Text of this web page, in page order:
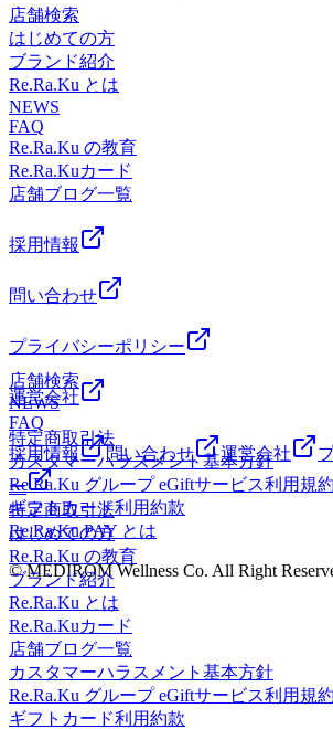
で、自然と深い呼吸へ導く。自分を労わ
つも誰かのために、そしてお仕事のため
たへ。当サロンの施術で、頭の先から足
れを心地よく解きほぐします。海の日の
別な休息」をプレゼントしてみませんか
を、心よりお待ちしております。本日7/
お知らせ*13:00～16:00 〇(空きあり
り)※ペアの最終受付は18:50まで→30分で
なります。※最新状況は変動する場合が
けで全身をほぐしたり伸ばしたりするこ
キリ♪セット(ボデイケア+フットケア)100
店舗検索
はじめての方
ブランド紹介
Re.Ra.Ku とは
NEWS
FAQ
Re.Ra.Ku の教育
Re.Ra.Kuカード
店舗ブログ一覧
採用情報
問い合わせ
プライバシーポリシー
運営会社
特定商取引法
カスタマーハラスメント基本方針
Re.Ra.Ku グループ eGiftサービス利用規約
ギフトカード利用約款
Re.Ra.Ku PAY とは
© MEDIROM Wellness Co. All Right
店舗検索
NEWS
FAQ
採用情報
問い合わせ 運営会社
ー
特定商取引法
はじめての方
Re.Ra.Ku の教育
ブランド紹介
Re.Ra.Ku とは
Re.Ra.Kuカード
店舗ブログ一覧
カスタマーハラスメント基本方針
Re.Ra.Ku グループ eGiftサービス利用規約
ギフトカード利用約款